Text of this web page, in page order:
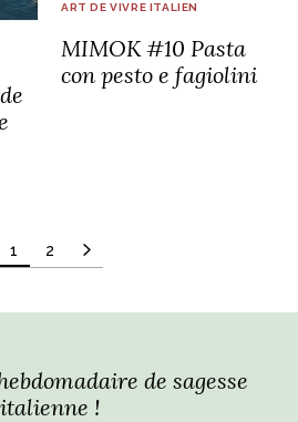
ART DE VIVRE ITALIEN
MIMOK #10 Pasta
con pesto e fagiolini
Pagination
1 2
de sagesse
italienne !